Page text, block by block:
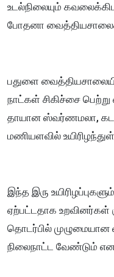
உடல்நிலையும்
போதனா
பதுளை
நாட்கள் சிகிச்சை
தாயான ஸ்வர்ணமலா,
மணியளவில்
இந்த இரு
ஏற்பட்டதாக உறவினர்கள்
தொடர்பில் முழுமையான
நிலைநாட்ட வேண்டும்